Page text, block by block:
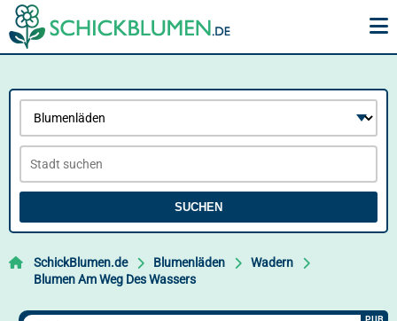
SUCHEN
SchickBlumen.de Blumenläden
Wadern
Blumen Am Weg Des Wassers